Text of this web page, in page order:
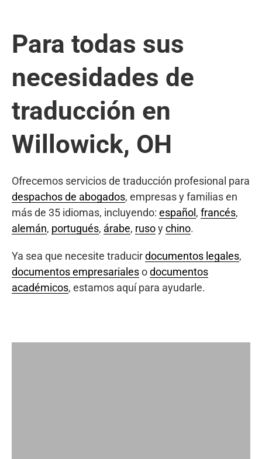
Para todas sus
necesidades de
traducción en
Willowick, OH
Ofrecemos servicios de traducción profesional para
despachos de abogados, empresas y familias en
más de 35 idiomas, incluyendo: español , francés,
alemán, portugués, árabe, rusoychino.
Ya sea que necesite traducirdocumentos legales,
documentos empresarialesodocumentos
académicos, estamos aquí para ayudarle.